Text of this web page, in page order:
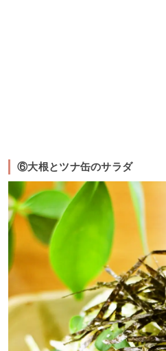
⑥大根とツナ缶のサラダ